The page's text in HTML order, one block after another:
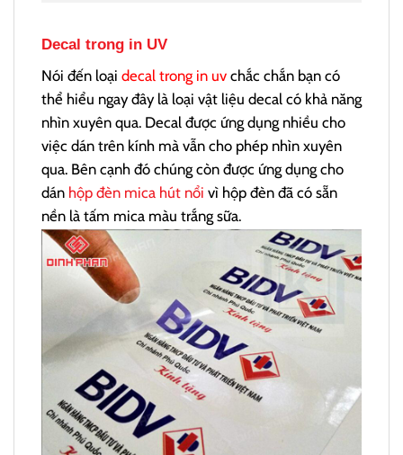
Decal trong in UV
Nói đến loại decal trong in uv chắc chắn bạn có
thể hiểu ngay đây là loại vật liệu decal có khả năng
nhìn xuyên qua. Decal được ứng dụng nhiều cho
việc dán trên kính mà vẫn cho phép nhìn xuyên
qua. Bên cạnh đó chúng còn được ứng dụng cho
dán hộp đèn mica hút nổi vì hộp đèn đã có sẵn
nền là tấm mica màu trắng sữa.